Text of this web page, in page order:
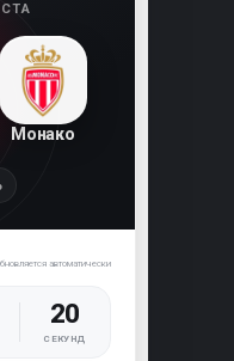
Монако
автоматически
19
СЕКУНД